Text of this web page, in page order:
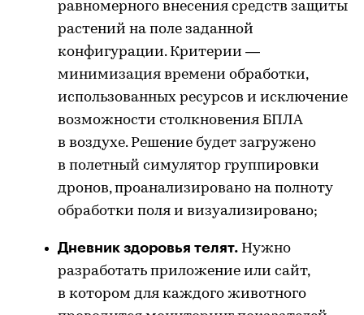
равномерного внесения средств защиты
растений на поле заданной
конфигурации. Критерии —
минимизация времени обработки,
использованных ресурсов и исключение
возможности столкновения БПЛА
в воздухе. Решение будет загружено
в полетный симулятор группировки
дронов, проанализировано на полноту
обработки поля и визуализировано;
Дневник здоровья телят. Нужно
разработать приложение или сайт,
в котором для каждого животного